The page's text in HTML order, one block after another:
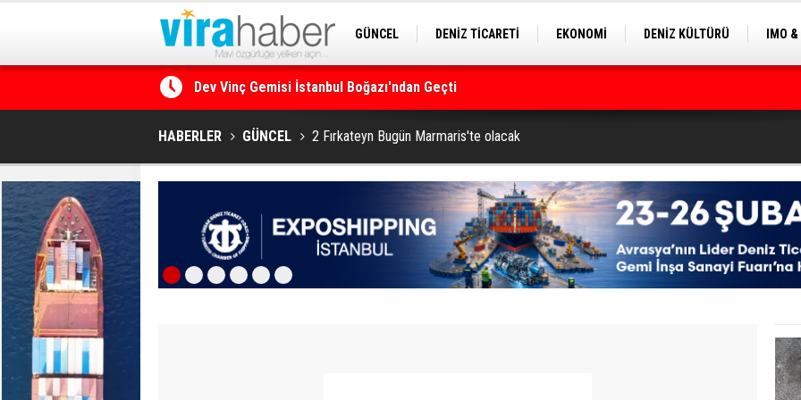
GÜNCEL DENİZ TİCARETİ EKONOMİ DENİZ KÜLTÜRÜ
IMO
Dev Vinç Gemisi İstanbul Boğazı'ndan Geçti
Ege Denizi’nin En Büyük Mercan Ormanı
HABERLER GÜNCEL 2 Fırkateyn Bugün Marmaris'te olacak